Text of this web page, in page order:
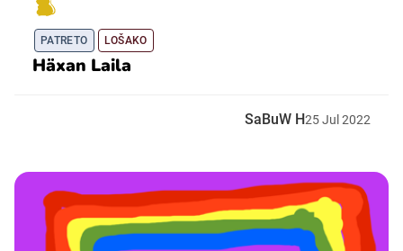
PATRETO LOŠAKO
Häxan Laila
SaBuW H25Jul 2022